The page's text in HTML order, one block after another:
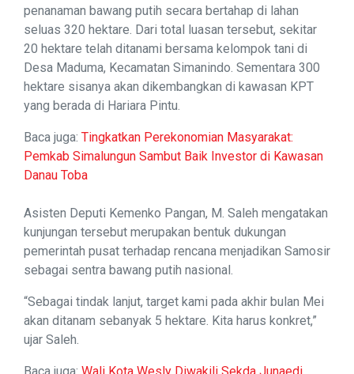
penanaman bawang putih secara bertahap di lahan
seluas 320 hektare. Dari total luasan tersebut, sekitar
20 hektare telah ditanami bersama kelompok tani di
Desa Maduma, Kecamatan Simanindo. Sementara 300
hektare sisanya akan dikembangkan di kawasan KPT
yang berada di Hariara Pintu.
Baca juga: Tingkatkan Perekonomian Masyarakat:
Pemkab Simalungun Sambut Baik Investor di Kawasan
Danau Toba
Asisten Deputi Kemenko Pangan, M. Saleh mengatakan
kunjungan tersebut merupakan bentuk dukungan
pemerintah pusat terhadap rencana menjadikan Samosir
sebagai sentra bawang putih nasional.
“Sebagai tindak lanjut, target kami pada akhir bulan Mei
akan ditanam sebanyak 5 hektare. Kita harus konkret,”
ujar Saleh.
Baca juga: Wali Kota Wesly Diwakili Sekda Junaedi